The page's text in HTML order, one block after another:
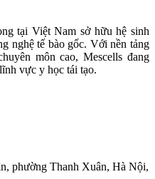
tại Việt Nam sở hữu hệ sinh
nghệ tế bào gốc. Với nền tảng
môn cao, Mescells đang
vực y học tái tạo.
phường Thanh Xuân, Hà Nội,